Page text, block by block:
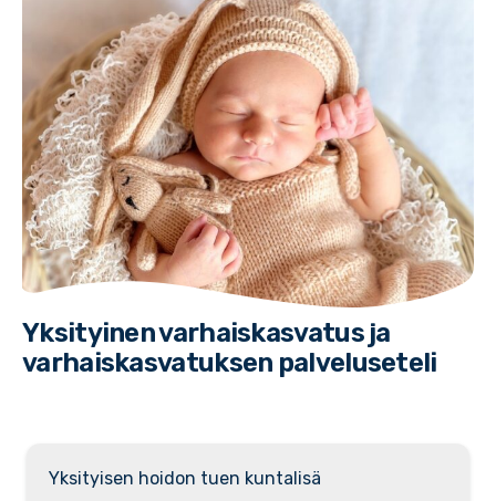
Yksityinen varhaiskasvatus ja
varhaiskasvatuksen palveluseteli
Yksityisen hoidon tuen kuntalisä